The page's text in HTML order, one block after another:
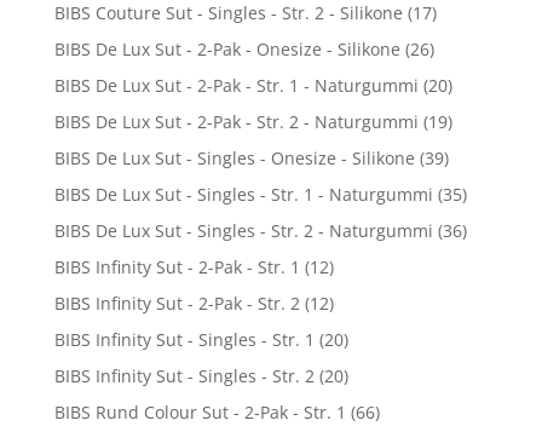
BIBS Couture Sut - Singles - Str. 2 - Silikone (17)
BIBS De Lux Sut - 2-Pak - Onesize - Silikone (26)
BIBS De Lux Sut - 2-Pak - Str. 1 - Naturgummi (20)
BIBS De Lux Sut - 2-Pak - Str. 2 - Naturgummi (19)
BIBS De Lux Sut - Singles - Onesize - Silikone (39)
BIBS De Lux Sut - Singles - Str. 1 - Naturgummi (35)
BIBS De Lux Sut - Singles - Str. 2 - Naturgummi (36)
BIBS Infinity Sut - 2-Pak - Str. 1 (12)
BIBS Infinity Sut - 2-Pak - Str. 2 (12)
BIBS Infinity Sut - Singles - Str. 1 (20)
BIBS Infinity Sut - Singles - Str. 2 (20)
BIBS Rund Colour Sut - 2-Pak - Str. 1 (66)